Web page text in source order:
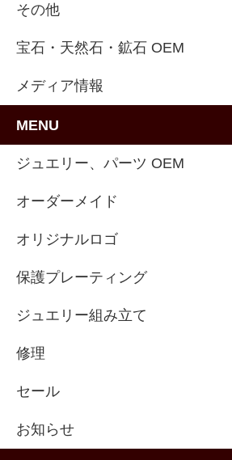
その他
宝石・天然石・鉱石 OEM
メディア情報
MENU
ジュエリー、パーツ OEM
オーダーメイド
オリジナルロゴ
保護プレーティング
ジュエリー組み立て
修理
セール
お知らせ